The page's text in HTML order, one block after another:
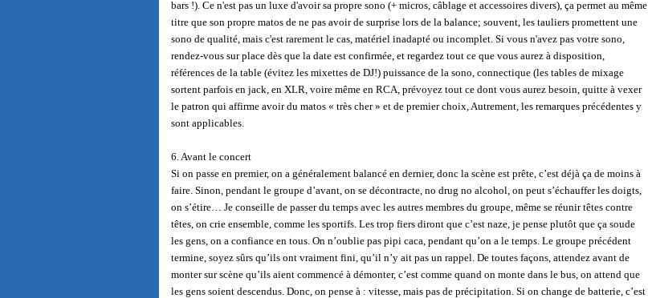
bars !). Ce n'est pas un luxe d'avoir sa propre sono (+ micros, câblage et accessoires divers), ça permet au même
titre que son propre matos de ne pas avoir de surprise lors de la balance; souvent, les tauliers promettent une
sono de qualité, mais c'est rarement le cas, matériel inadapté ou incomplet. Si vous n'avez pas votre sono,
rendez-vous sur place dès que la date est confirmée, et regardez tout ce que vous aurez à disposition,
références de la table (évitez les mixettes de DJ!) puissance de la sono, connectique (les tables de mixage
sortent parfois en jack, en XLR, voire même en RCA, prévoyez tout ce dont vous aurez besoin, quitte à vexer
le patron qui affirme avoir du matos « très cher » et de premier choix, Autrement, les remarques précédentes y
sont applicables.
6. Avant le concert
Si on passe en premier, on a généralement balancé en dernier, donc la scène est prête, c’est déjà ça de moins à
faire. Sinon, pendant le groupe d’avant, on se décontracte, no drug no alcohol, on peut s’échauffer les doigts,
on s’étire… Je conseille de passer du temps avec les autres membres du groupe, même se réunir têtes contre
têtes, on crie ensemble, comme les sportifs. Les trop fiers diront que c’est naze, je pense plutôt que ça soude
les gens, on a confiance en tous. On n’oublie pas pipi caca, pendant qu’on a le temps. Le groupe précédent
termine, soyez sûrs qu’ils ont vraiment fini, qu’il n’y ait pas un rappel. De toutes façons, attendez avant de
monter sur scène qu’ils aient commencé à démonter, c’est comme quand on monte dans le bus, on attend que
les gens soient descendus. Donc, on pense à : vitesse, mais pas de précipitation. Si on change de batterie, c’est